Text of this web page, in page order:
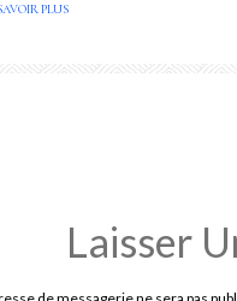
PLUS
Laisser